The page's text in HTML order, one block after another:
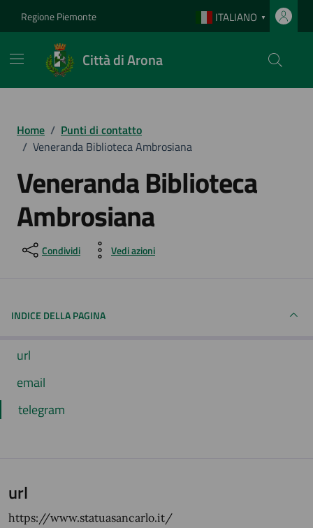
Regione Piemonte ITALIANO ▼
Città di Arona
Home / Punti di contatto
/ Veneranda Biblioteca Ambrosiana
Veneranda Biblioteca
Ambrosiana
Condividi Vedi azioni
INDICE DELLA PAGINA
url
email
telegram
url
https://www.statuasancarlo.it/